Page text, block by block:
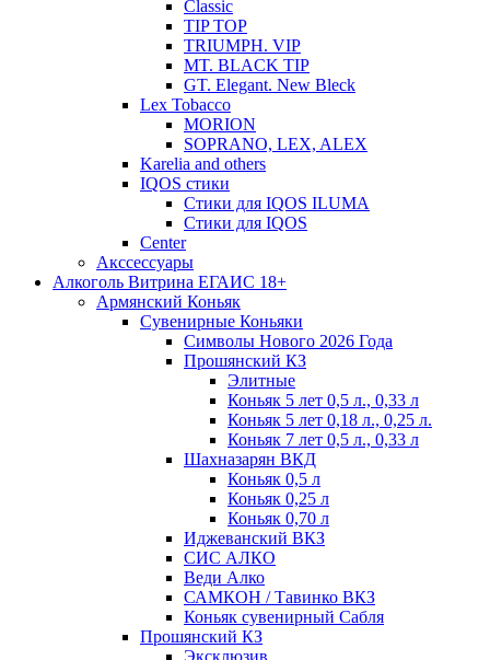
Classic
TIP TOP
TRIUMPH. VIP
MT. BLACK TIP
GT. Elegant. New Bleck
Lex Tobacco
MORION
SOPRANO, LEX, ALEX
Karelia and others
IQOS стики
Стики для IQOS ILUMA
Стики для IQOS
Сenter
Акссессуары
Алкоголь Витрина ЕГАИС 18+
Армянский Коньяк
Сувенирные Коньяки
Символы Нового 2026 Года
Прошянский КЗ
Элитные
Коньяк 5 лет 0,5 л., 0,33 л
Коньяк 5 лет 0,18 л., 0,25 л.
Коньяк 7 лет 0,5 л., 0,33 л
Шахназарян ВКД
Коньяк 0,5 л
Коньяк 0,25 л
Коньяк 0,70 л
Иджеванский ВКЗ
СИС АЛКО
Веди Алко
САМКОН / Тавинко ВКЗ
Коньяк сувенирный Сабля
Прошянский КЗ
Эксклюзив